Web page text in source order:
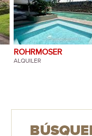
ROHRMOSER
ALQUILER